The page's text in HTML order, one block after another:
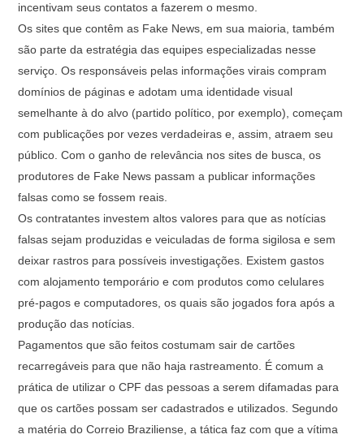
incentivam seus contatos a fazerem o mesmo.
Os sites que contêm as Fake News, em sua maioria, também
são parte da estratégia das equipes especializadas nesse
serviço. Os responsáveis pelas informações virais compram
domínios de páginas e adotam uma identidade visual
semelhante à do alvo (partido político, por exemplo), começam
com publicações por vezes verdadeiras e, assim, atraem seu
público. Com o ganho de relevância nos sites de busca, os
produtores de Fake News passam a publicar informações
falsas como se fossem reais.
Os contratantes investem altos valores para que as notícias
falsas sejam produzidas e veiculadas de forma sigilosa e sem
deixar rastros para possíveis investigações. Existem gastos
com alojamento temporário e com produtos como celulares
pré-pagos e computadores, os quais são jogados fora após a
produção das notícias.
Pagamentos que são feitos costumam sair de cartões
recarregáveis para que não haja rastreamento. É comum a
prática de utilizar o CPF das pessoas a serem difamadas para
que os cartões possam ser cadastrados e utilizados. Segundo
a matéria do Correio Braziliense, a tática faz com que a vítima